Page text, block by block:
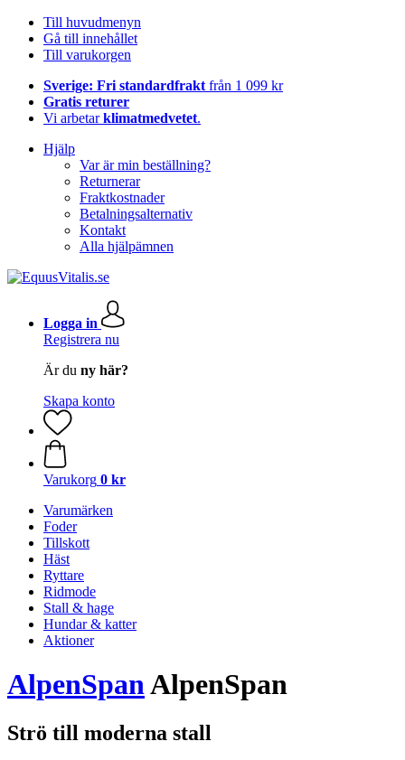
Till huvudmenyn
Gå till innehållet
Till varukorgen
Sverige: Fri standardfrakt från 1 099 kr
Gratis returer
Vi arbetarklimatmedvetet.
Hjälp
Var är min beställning?
Returnerar
Fraktkostnader
Betalningsalternativ
Kontakt
Alla hjälpämnen
Logga in
Registrera nu
Är du ny här?
Skapa konto
Varukorg 0 kr
Varumärken
Foder
Tillskott
Häst
Ryttare
Ridmode
Stall & hage
Hundar & katter
Aktioner
AlpenSpanAlpenSpan
Strö till moderna stall